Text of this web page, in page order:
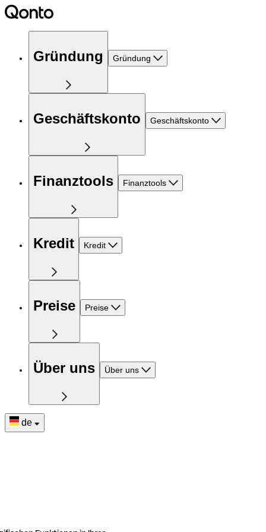
Gründung Gründung
Geschäftskonto Geschäftskonto
Finanztools Finanztools
Kredit Kredit
Preise Preise
Über uns Über uns
de